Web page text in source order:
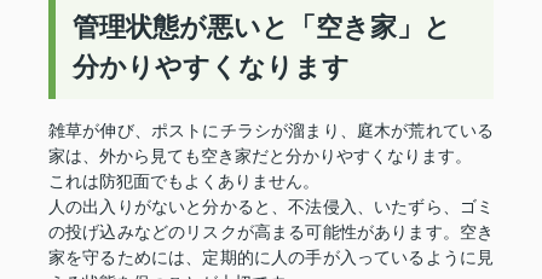
管理状態が悪いと「空き家」と
分かりやすくなります
雑草が伸び、ポストにチラシが溜まり、庭木が荒れている
家は、外から見ても空き家だと分かりやすくなります。
これは防犯面でもよくありません。
人の出入りがないと分かると、不法侵入、いたずら、ゴミ
の投げ込みなどのリスクが高まる可能性があります。空き
家を守るためには、定期的に人の手が入っているように見